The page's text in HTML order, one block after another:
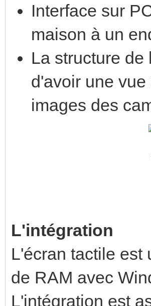
Interface sur
maison à un
La structure
d'avoir une
images des
L'intégration
L'écran tactile est
de RAM avec
L'intégration est